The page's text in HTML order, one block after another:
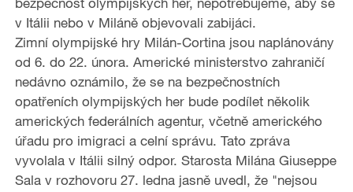
v Itálii nebo v Miláně objevovali zabijáci.
Zimní olympijské hry Milán-Cortina jsou naplánovány
od 6. do 22. února. Americké ministerstvo zahraničí
nedávno oznámilo, že se na bezpečnostních
opatřeních olympijských her bude podílet několik
amerických federálních agentur, včetně amerického
úřadu pro imigraci a celní správu. Tato zpráva
vyvolala v Itálii silný odpor. Starosta Milána Giuseppe
Sala v rozhovoru 27. ledna jasně uvedl, že "nejsou